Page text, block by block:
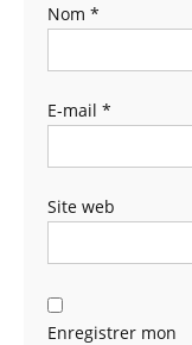
Nom *
E-mail *
Site web
Enregistrer mon